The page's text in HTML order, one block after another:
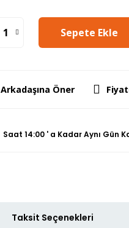
Sepete Ekle
Arkadaşına Öner
Saat 14:00 ' a Kadar Aynı Gün
Taksit Seçenekleri